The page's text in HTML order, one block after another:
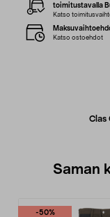
Clas
toimitustavalla
Katso
Katso ostoehdot
Saman
-50%